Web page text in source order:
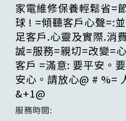
家電維修保養輕鬆省=
球 ! =傾聽客戶心聲=:
足客戶.心靈及實際.消
誠=服務=親切=改變=
客戶 =滿意: 要平安。
安心。請放心@ # %=
&+1@
服務時間: